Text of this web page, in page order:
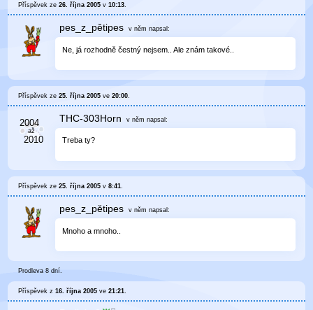
Příspěvek ze26. října 2005 v10:13.
pes_z_pětipes v něm napsal:
Ne, já rozhodně čestný nejsem.. Ale znám takové..
Příspěvek ze25. října 2005 ve20:00
THC-303Horn v něm napsal:
Treba ty?
Příspěvek ze25. října 2005 v8:41.
pes_z_pětipes v něm napsal:
Mnoho a mnoho..
Prodleva 8 dní.
Příspěvek z16. října 2005 ve21:21